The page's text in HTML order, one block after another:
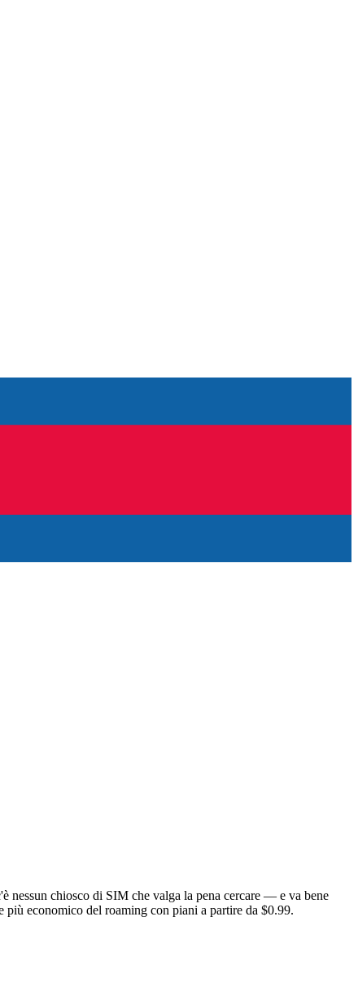
nessun chiosco di SIM che valga la pena cercare — e va bene
più economico del roaming con piani a partire da $0.99.